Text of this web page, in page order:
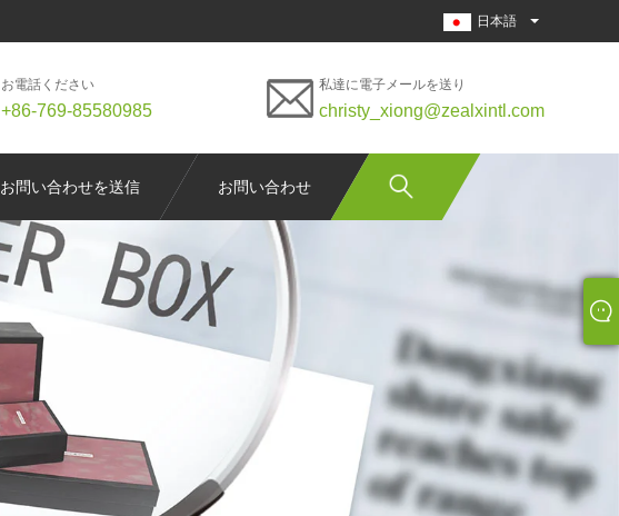
日本語
お電話ください
+86-769-85580985
私達に電子メールを送り
christy_xiong@zealxintl.com
お問い合わせを送信 お問い合わせ